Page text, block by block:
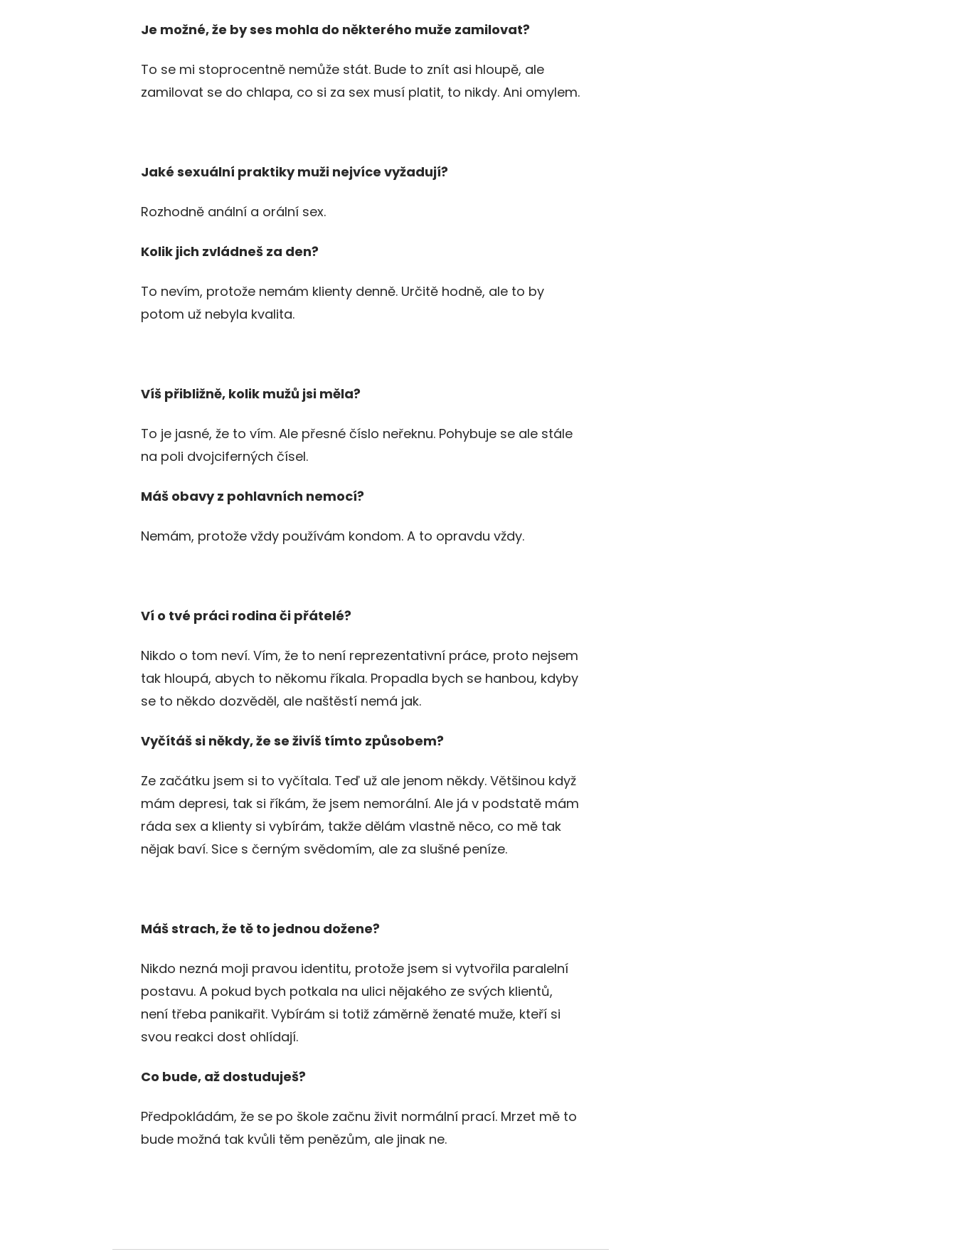
Je možné, že by ses mohla do některého muže zamilovat?
To se mi stoprocentně nemůže stát. Bude to znít asi hloupě, ale
zamilovat se do chlapa, co si za sex musí platit, to nikdy. Ani omylem.
Jaké sexuální praktiky muži nejvíce vyžadují?
Rozhodně anální a orální sex.
Kolik jich zvládneš za den?
To nevím, protože nemám klienty denně. Určitě hodně, ale to by
potom už nebyla kvalita.
Víš přibližně, kolik mužů jsi měla?
To je jasné, že to vím. Ale přesné číslo neřeknu. Pohybuje se ale stále
na poli dvojciferných čísel.
Máš obavy z pohlavních nemocí?
Nemám, protože vždy používám kondom. A to opravdu vždy.
Ví o tvé práci rodina či přátelé?
Nikdo o tom neví. Vím, že to není reprezentativní práce, proto nejsem
tak hloupá, abych to někomu říkala. Propadla bych se hanbou, kdyby
se to někdo dozvěděl, ale naštěstí nemá jak.
Vyčítáš si někdy, že se živíš tímto způsobem?
Ze začátku jsem si to vyčítala. Teď už ale jenom někdy. Většinou když
mám depresi, tak si říkám, že jsem nemorální. Ale já v podstatě mám
ráda sex a klienty si vybírám, takže dělám vlastně něco, co mě tak
nějak baví. Sice s černým svědomím, ale za slušné peníze.
Máš strach, že tě to jednou dožene?
Nikdo nezná moji pravou identitu, protože jsem si vytvořila paralelní
postavu. A pokud bych potkala na ulici nějakého ze svých klientů,
není třeba panikařit. Vybírám si totiž záměrně ženaté muže, kteří si
svou reakci dost ohlídají.
Co bude, až dostuduješ?
Předpokládám, že se po škole začnu živit normální prací. Mrzet mě to
bude možná tak kvůli těm penězům, ale jinak ne.